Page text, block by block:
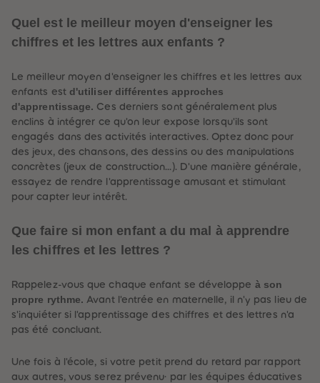
Quel est le meilleur moyen d'enseigner les
chiffres et les lettres aux enfants ?
Le meilleur moyen d'enseigner les chiffres et les lettres aux
enfants est d'utiliser différentes approches
d'apprentissage. Ces derniers sont généralement plus
enclins à intégrer ce qu'on leur expose lorsqu'ils sont
engagés dans des activités interactives. Optez donc pour
des jeux, des chansons, des dessins ou des manipulations
concrètes (jeux de construction…). D'une manière générale,
essayez de rendre l'apprentissage amusant et stimulant
pour capter leur intérêt.
Que faire si mon enfant a du mal à apprendre
les chiffres et les lettres ?
Rappelez-vous que chaque enfant se développe à son
propre rythme. Avant l'entrée en maternelle, il n'y pas lieu de
s'inquiéter si l'apprentissage des chiffres et des lettres n'a
pas été concluant.
Une fois à l'école, si votre petit prend du retard par rapport
aux autres, vous serez prévenu· par les équipes éducatives